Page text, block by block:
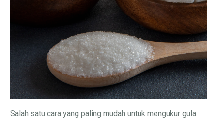
Salah satu cara yang paling mudah untuk mengukur gula